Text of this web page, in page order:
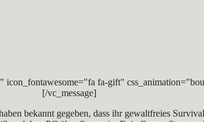
icon_fontawesome="fa fa-gift"
[/vc_message]
bekannt gegeben, dass ihr gewaltfreies